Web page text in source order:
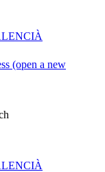
(open a new